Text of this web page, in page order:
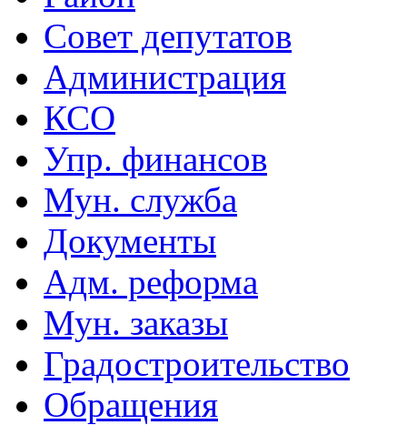
Совет депутатов
Администрация
КСО
Упр. финансов
Мун. служба
Документы
Адм. реформа
Мун. заказы
Градостроительство
Обращения